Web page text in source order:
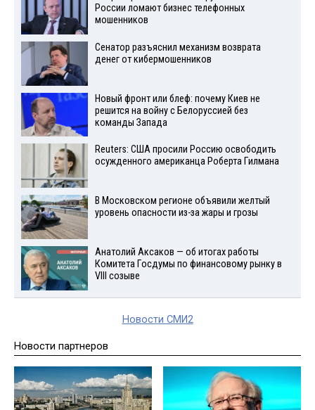
России ломают бизнес телефонных
мошенников
Сенатор разъяснил механизм возврата
денег от кибермошенников
Новый фронт или блеф: почему Киев не
решится на войну с Белоруссией без
команды Запада
Reuters: США просили Россию освободить
осужденного американца Роберта Гилмана
В Московском регионе объявили желтый
уровень опасности из-за жары и грозы
Анатолий Аксаков — об итогах работы
Комитета Госдумы по финансовому рынку в
VIII созыве
Новости СМИ2
Новости партнеров